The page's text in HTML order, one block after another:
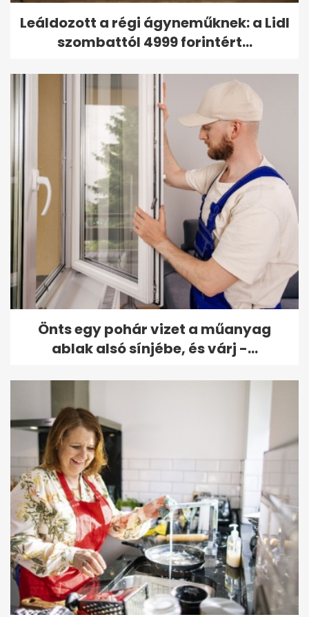
Leáldozott a régi ágyneműknek: a Lidl
szombattól 4999 forintért...
Önts egy pohár vizet a műanyag
ablak alsó sínjébe, és várj -...